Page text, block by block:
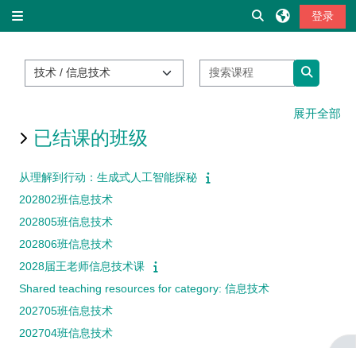
切换搜索输入
登录
课程类别
搜索课程
搜索课程
展开全部
已结课的班级
从理解到行动：生成式人工智能探秘
202802班信息技术
202805班信息技术
202806班信息技术
2028届王老师信息技术课
Shared teaching resources for category: 信息技术
202705班信息技术
202704班信息技术